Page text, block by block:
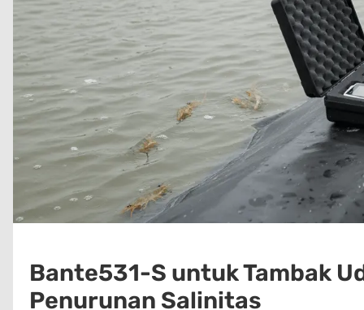
Bante531-S untuk Tambak
Penurunan Salinitas